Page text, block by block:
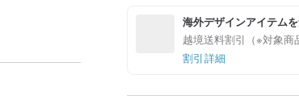
海外デザインアイテム
越境送料割引（※対象商
割引詳細